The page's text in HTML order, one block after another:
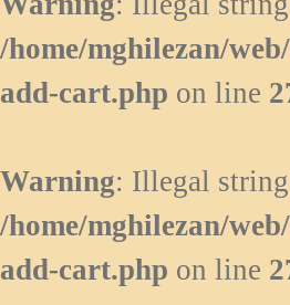
/home/mghilezan/
add-cart.php on line
Warning: Illegal
/home/mghilezan/
add-cart.php on line